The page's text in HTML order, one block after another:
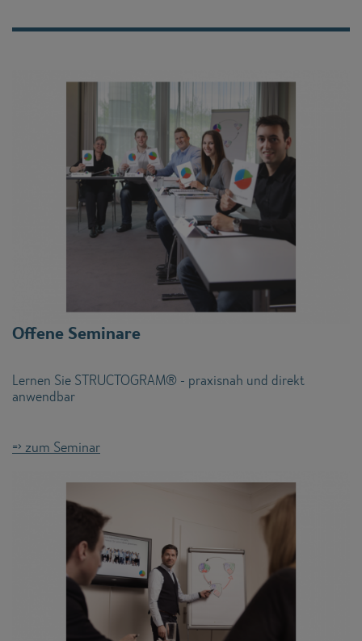
Offene Seminare
Lernen Sie STRUCTOGRAM® - praxisnah und direkt
anwendbar
=> zum Seminar